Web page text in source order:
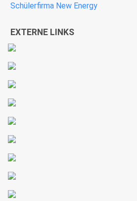
Schülerfirma New Energy
EXTERNE LINKS